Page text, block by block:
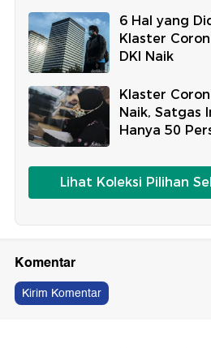
6 Hal yang
Klaster
DKI Naik
Klaster
Naik, Satgas
Hanya 50
Lihat Koleksi Pilihan
Komentar
Kirim Komentar